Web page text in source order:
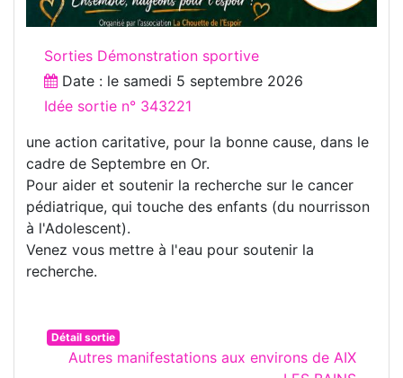
Sorties Démonstration sportive
Date : le samedi 5 septembre 2026
Idée sortie n° 343221
une action caritative, pour la bonne cause, dans le
cadre de Septembre en Or.
Pour aider et soutenir la recherche sur le cancer
pédiatrique, qui touche des enfants (du nourrisson
à l'Adolescent).
Venez vous mettre à l'eau pour soutenir la
recherche.
Détail sortie
Autres manifestations aux environs de AIX